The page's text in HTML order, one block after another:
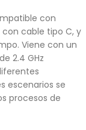
con
cable tipo C, y
Viene con un
2.4 GHz
escenarios se
procesos de